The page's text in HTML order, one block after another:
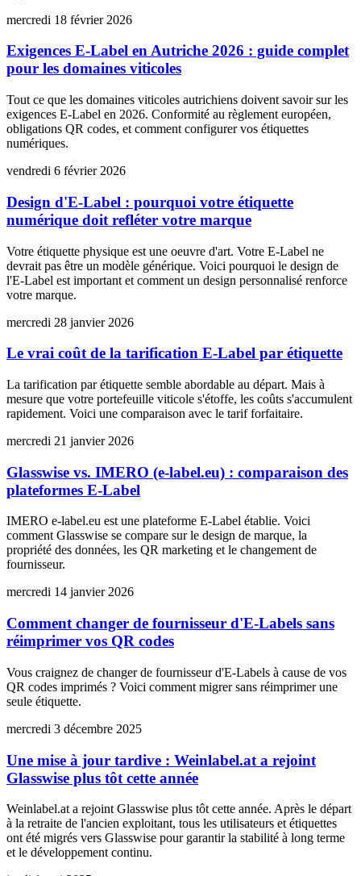
mercredi 18 février 2026
Exigences E-Label en Autriche 2026 : guide complet
pour les domaines viticoles
Tout ce que les domaines viticoles autrichiens doivent savoir sur les
exigences E-Label en 2026. Conformité au règlement européen,
obligations QR codes, et comment configurer vos étiquettes
numériques.
vendredi 6 février 2026
Design d'E-Label : pourquoi votre étiquette
numérique doit refléter votre marque
Votre étiquette physique est une oeuvre d'art. Votre E-Label ne
devrait pas être un modèle générique. Voici pourquoi le design de
l'E-Label est important et comment un design personnalisé renforce
votre marque.
mercredi 28 janvier 2026
Le vrai coût de la tarification E-Label par étiquette
La tarification par étiquette semble abordable au départ. Mais à
mesure que votre portefeuille viticole s'étoffe, les coûts s'accumulent
rapidement. Voici une comparaison avec le tarif forfaitaire.
mercredi 21 janvier 2026
Glasswise vs. IMERO (e-label.eu) : comparaison des
plateformes E-Label
IMERO e-label.eu est une plateforme E-Label établie. Voici
comment Glasswise se compare sur le design de marque, la
propriété des données, les QR marketing et le changement de
fournisseur.
mercredi 14 janvier 2026
Comment changer de fournisseur d'E-Labels sans
réimprimer vos QR codes
Vous craignez de changer de fournisseur d'E-Labels à cause de vos
QR codes imprimés ? Voici comment migrer sans réimprimer une
seule étiquette.
mercredi 3 décembre 2025
Une mise à jour tardive : Weinlabel.at a rejoint
Glasswise plus tôt cette année
Weinlabel.at a rejoint Glasswise plus tôt cette année. Après le départ
à la retraite de l'ancien exploitant, tous les utilisateurs et étiquettes
ont été migrés vers Glasswise pour garantir la stabilité à long terme
et le développement continu.